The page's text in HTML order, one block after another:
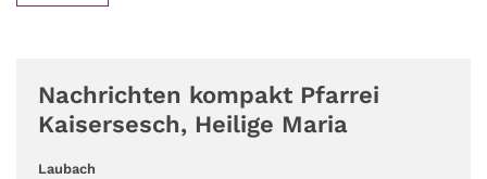
Nachrichten kompakt Pfarrei
Kaisersesch, Heilige Maria
Laubach